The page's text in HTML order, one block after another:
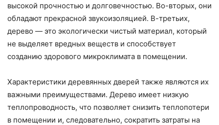
высокой прочностью и долговечностью. Во-вторых, они
обладают прекрасной звукоизоляцией. В-третьих,
дерево — это экологически чистый материал, который
не выделяет вредных веществ и способствует
созданию здорового микроклимата в помещении.
Характеристики деревянных дверей также являются их
важными преимуществами. Дерево имеет низкую
теплопроводность, что позволяет снизить теплопотери
в помещении и, следовательно, сократить затраты на